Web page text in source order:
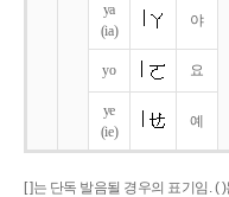
ya
(ia)
야
yo 요
ye
(ie)
예
[ ]는 단독 발음될 경우의 표기임. (